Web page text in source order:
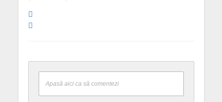
Apasă aici ca să comentezi